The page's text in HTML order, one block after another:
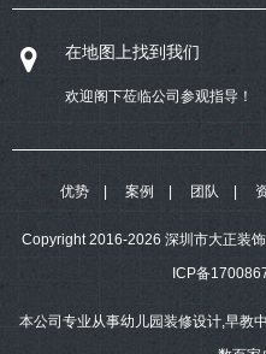
在地图上找到我们
欢迎阁下莅临公司参观指导！
优势 案例 团队
Copyright 2016-2026 深圳市大正装
ICP备
本公司专业从事幼儿园装修设计,早教